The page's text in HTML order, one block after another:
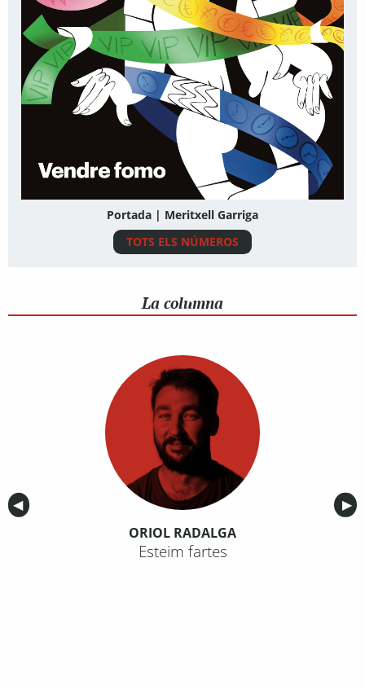
Portada | Meritxell Garriga
TOTS ELS NÚMEROS
La columna
Anterior
◀︎ ▶︎
ORIOL RADALGA
Esteim fartes